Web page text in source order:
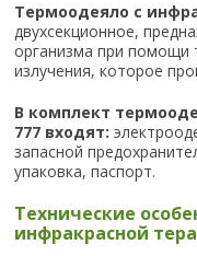
Термоодеяло с
двухсекционное,
организма при помощи
излучения, которое
В комплект
777 входят:
запасной
упаковка, паспорт.
Технические
инфракрасной